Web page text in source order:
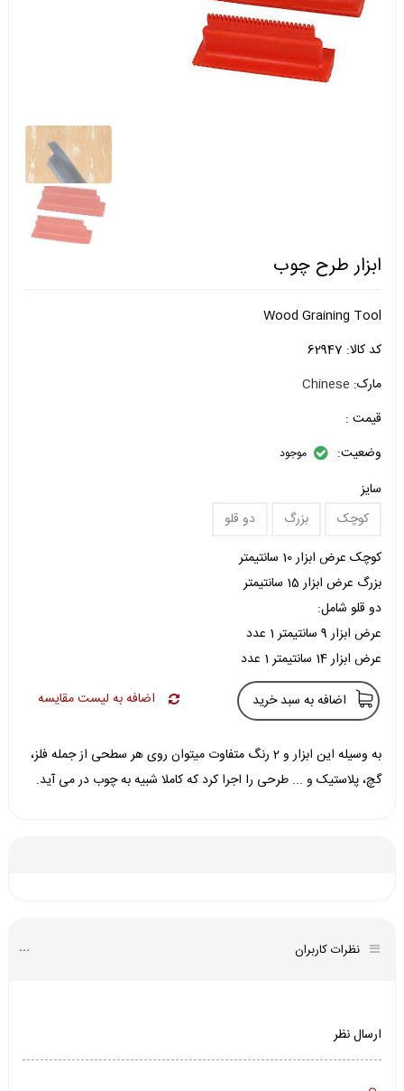
ابزار طرح چوب
Wood Graining Tool
کد کالا: 62947
مارک: Chinese
قیمت :
وضعیت:
موجود
سایز
کوچک
بزرگ
دو قلو
کوچک عرض ابزار 10 سانتیمتر
بزرگ عرض ابزار 15 سانتیمتر
دو قلو شامل:
عرض ابزار 9 سانتیمتر 1 عدد
عرض ابزار 14 سانتیمتر 1 عدد
اضافه به سبد خرید
اضافه به لیست مقایسه
به وسیله این ابزار و 2 رنگ متفاوت میتوان روی هر سطحی از جمله فلز،
گچ، پلاستیک و ... طرحی را اجرا کرد که کاملا شبیه به چوب در می آید.
نظرات کاربران
ارسال نظر